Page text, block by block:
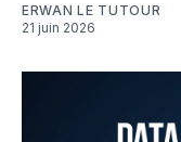
ERWAN LE TUTOUR
21 juin 2026